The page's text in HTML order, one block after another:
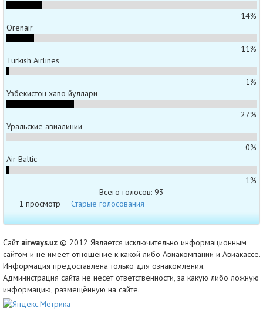
14%
Orenair
11%
Turkish Airlines
1%
Узбекистон хаво йуллари
27%
Уральские авиалинии
0%
Air Baltic
1%
Всего голосов: 93
1 просмотр
Старые голосования
Сайтairways.uz © 2012 Является исключительно информационным
сайтом и не имеет отношение к какой либо Авиакомпании и Авиакассе.
Информация предоставлена только для ознакомления.
Администрация сайта не несёт ответственности, за какую либо ложную
информацию, размещённую на сайте.